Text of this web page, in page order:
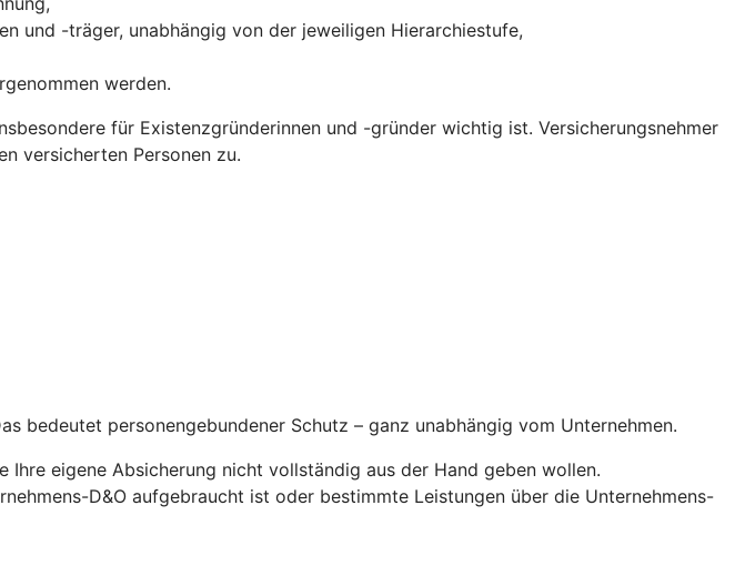
und -träger, unabhängig von der jeweiligen Hierarchiestufe,
werden.
für Existenzgründerinnen und -gründer wichtig ist. Versicherungsnehmer
versicherten Personen zu.
bedeutet personengebundener Schutz – ganz unabhängig vom Unternehmen.
eigene Absicherung nicht vollständig aus der Hand geben wollen.
D&O aufgebraucht ist oder bestimmte Leistungen über die Unternehmens-